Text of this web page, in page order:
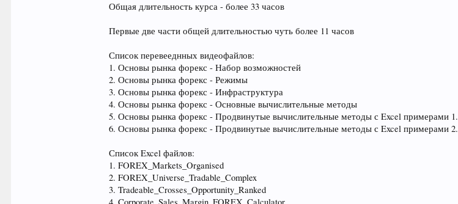
Общая длительность курса - более 33 часов
Первые две части общей длительностью чуть более 11 часов
Список перевееднных видеофайлов:
1. Основы рынка форекс - Набор возможностей
2. Основы рынка форекс - Режимы
3. Основы рынка форекс - Инфраструктура
4. Основы рынка форекс - Основные вычислительные методы
5. Основы рынка форекс - Продвинутые вычислительные методы с Excel примерами 1.
6. Основы рынка форекс - Продвинутые вычислительные методы с Excel примерами 2.
Список Excel файлов:
1. FOREX_Markets_Organised
2. FOREX_Universe_Tradable_Complex
3. Tradeable_Crosses_Opportunity_Ranked